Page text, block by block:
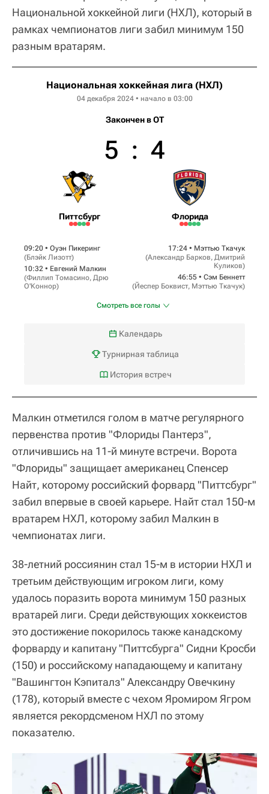
Национальной хоккейной лиги (НХЛ), который в
рамках чемпионатов лиги забил минимум 150
разным вратарям.
Национальная хоккейная лига (НХЛ)
04 декабря 2024 • начало в 03:00
Закончен в OT
Питтсбург
5 : 4
Флорида
09:20 • Оуэн Пикеринг
(Блэйк Лизотт)
10:32 • Евгений Малкин
(Филлип Томасино, Дрю
О'Коннор)
17:24 • Мэттью Ткачук
(Александр Барков, Дмитрий
Куликов)
46:55 • Сэм Беннетт
(Йеспер Боквист, Мэттью Ткачук)
Смотреть все голы
Календарь
Турнирная таблица
История встреч
Малкин отметился голом в матче регулярного
первенства против "Флориды Пантерз",
отличившись на 11-й минуте встречи. Ворота
"Флориды" защищает американец Спенсер
Найт, которому российский форвард "Питтсбург"
забил впервые в своей карьере. Найт стал 150-м
вратарем НХЛ, которому забил Малкин в
чемпионатах лиги.
38-летний россиянин стал 15-м в истории НХЛ и
третьим действующим игроком лиги, кому
удалось поразить ворота минимум 150 разных
вратарей лиги. Среди действующих хоккеистов
это достижение покорилось также канадскому
форварду и капитану "Питтсбурга" Сидни Кросби
(150) и российскому нападающему и капитану
"Вашингтон Кэпиталз" Александру Овечкину
(178), который вместе с чехом Яромиром Ягром
является рекордсменом НХЛ по этому
показателю.